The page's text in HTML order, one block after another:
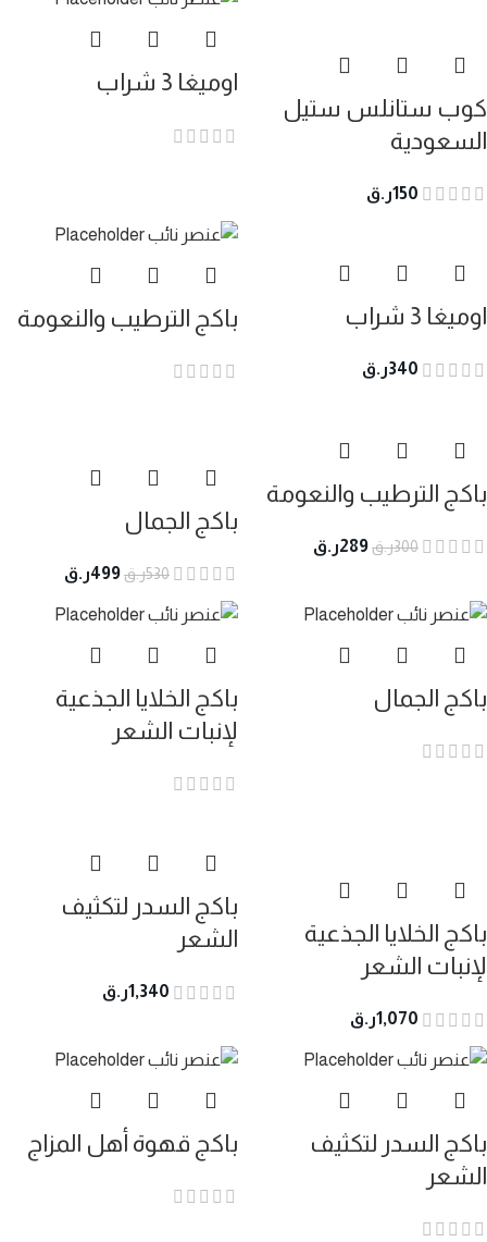
كوب ستانلس ستيل
السعودية
150ر.ق
اوميغا 3 شراب
اوميغا 3 شراب
340ر.ق
باكج الترطيب والنعومة
باكج الترطيب والنعومة
300ر.ق289ر.ق
باكج الجمال
530ر.ق499ر.ق
باكج الجمال
باكج الخلايا الجذعية
لإنبات الشعر
باكج الخلايا الجذعية
لإنبات الشعر
1,070ر.ق
باكج السدر لتكثيف
الشعر
1,340ر.ق
باكج السدر لتكثيف
الشعر
باكج قهوة أهل المزاج